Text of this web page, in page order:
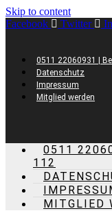
Skip to content
Facebook
Twitter
0511 22060931 |
Datenschutz
Impressum
Mitglied werden
0511
112
MITGLIED